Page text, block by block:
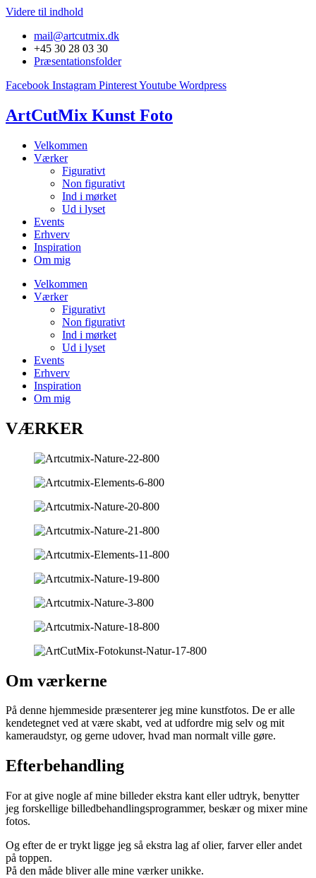
Videre til indhold
mail@artcutmix.dk
+45 30 28 03 30
Præsentationsfolder
Facebook Instagram PinterestYoutube Wordpress
ArtCutMix Kunst Foto
Velkommen
Værker
Figurativt
Non figurativt
Ind i mørket
Ud i lyset
Events
Erhverv
Inspiration
Om mig
Velkommen
Værker
Figurativt
Non figurativt
Ind i mørket
Ud i lyset
Events
Erhverv
Inspiration
Om mig
VÆRKER
Om værkerne
På denne hjemmeside præsenterer jeg mine kunstfotos. De er alle
kendetegnet ved at være skabt, ved at udfordre mig selv og mit
kameraudstyr, og gerne udover, hvad man normalt ville gøre.
Efterbehandling
For at give nogle af mine billeder ekstra kant eller udtryk, benytter
jeg forskellige billedbehandlingsprogrammer, beskær og mixer mine
fotos.
Og efter de er trykt ligge jeg så ekstra lag af olier, farver eller andet
på toppen.
På den måde bliver alle mine værker unikke.